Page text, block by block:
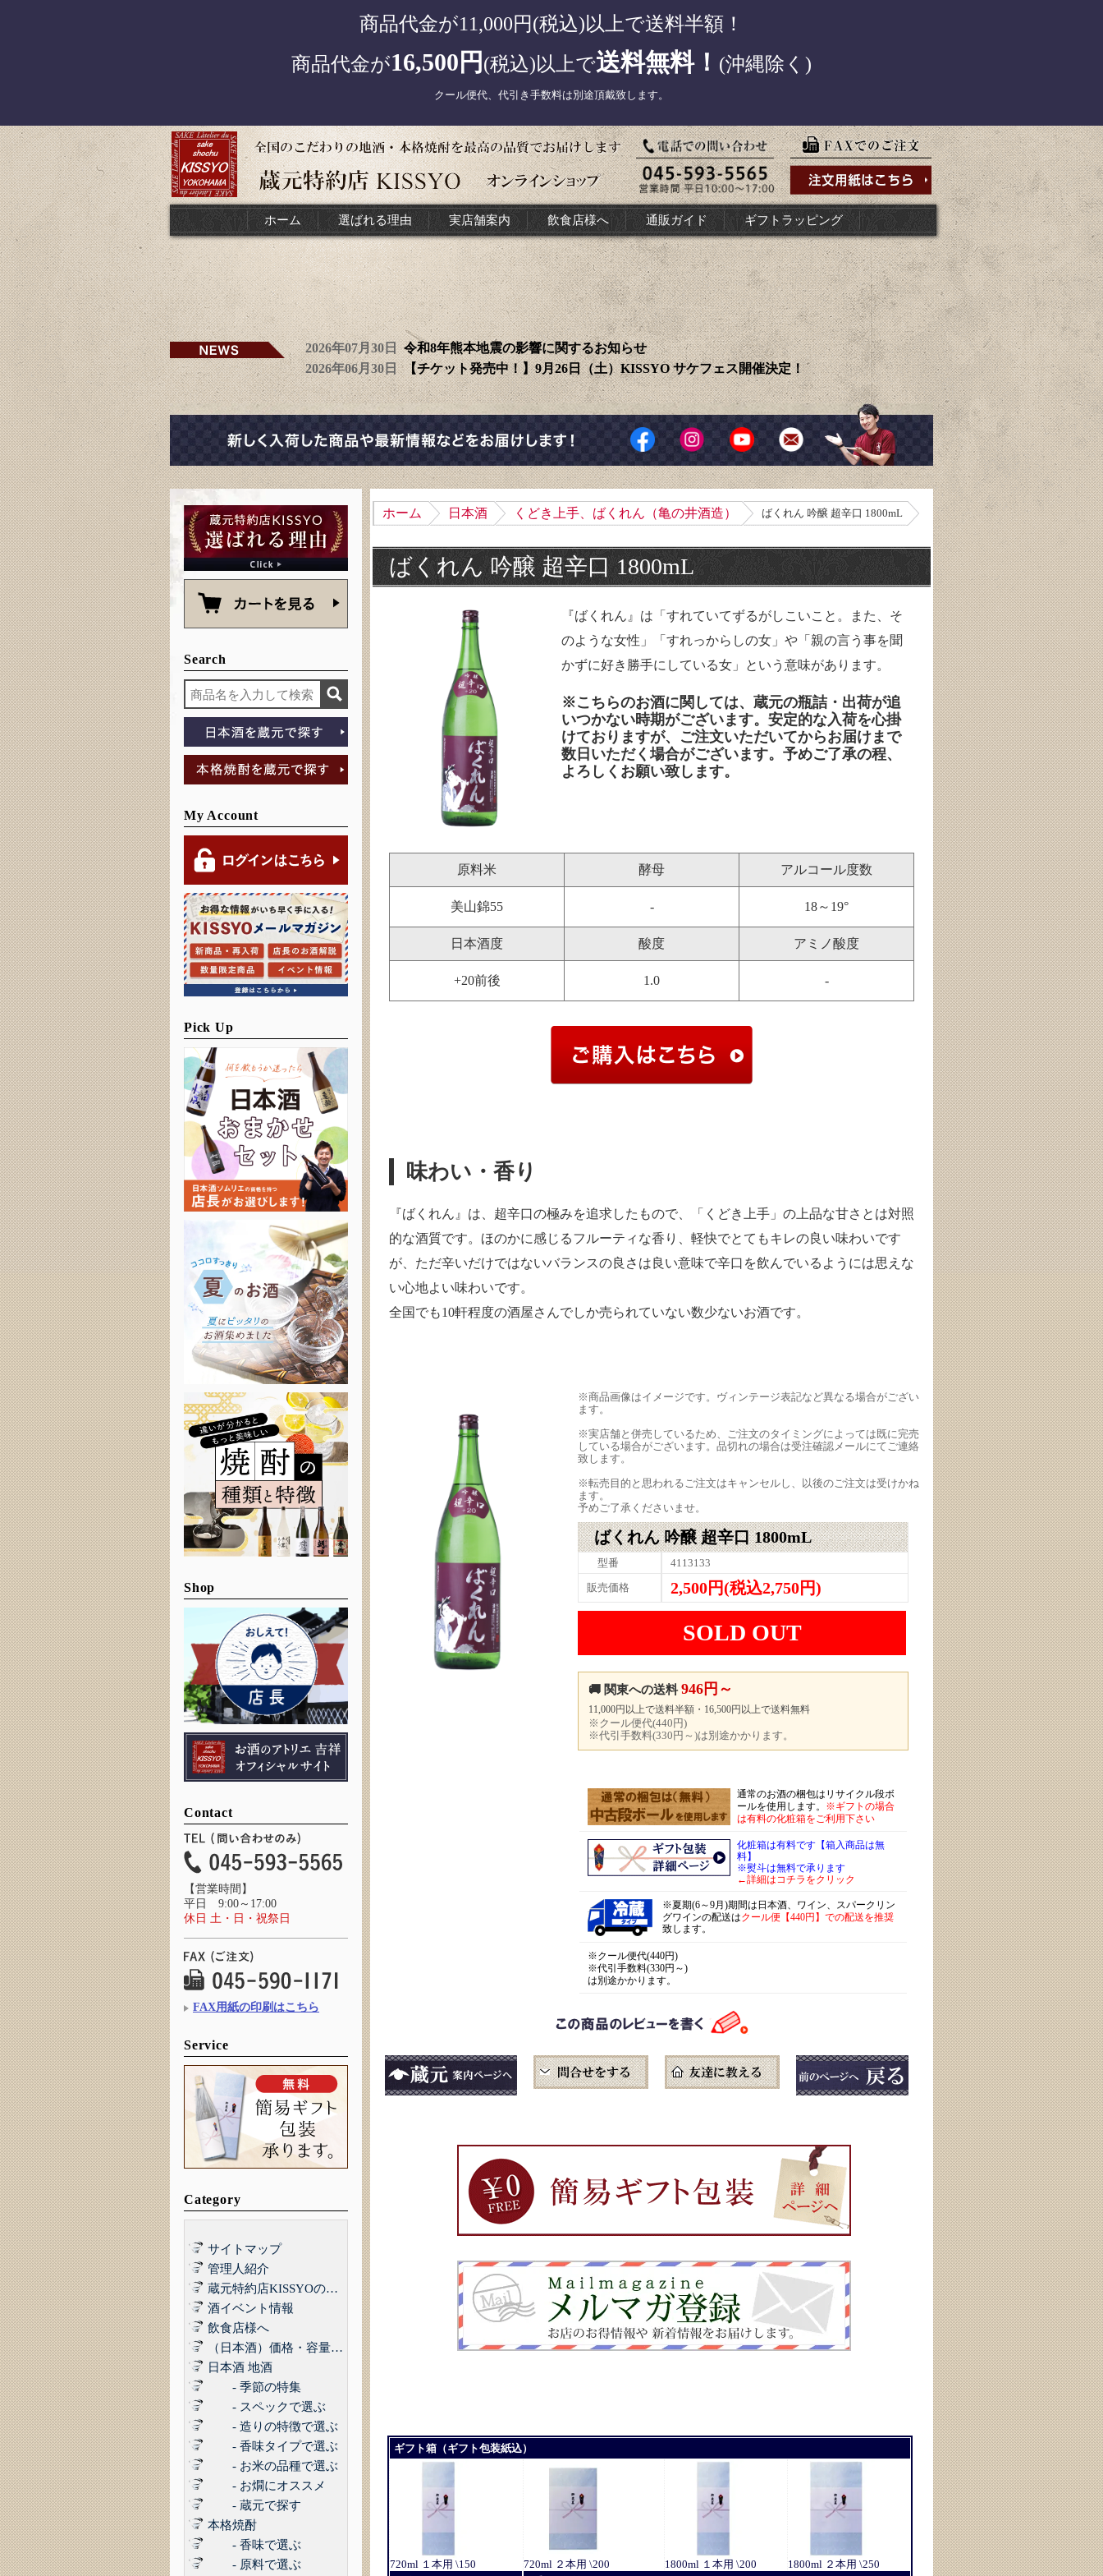
商品代金が11,000円(税込)以上で送料半額！
商品代金が16,500円 (税込)以上で送料無料！ (沖縄除く)
クール便代、代引き手数料は別途頂戴致します。
ホーム 選ばれる理由 実店舗案内 飲食店様へ 通販ガイド ギフトラッピング
2026年07月30日令和8年熊本地震の影響に関するお知らせ
2026年06月30日【チケット発売中！】9月26日（土）KISSYO サケフェス開催決定！
Search
My Account
Pick Up
Shop
Contact
【営業時間】
平日 9:00～17:00
休日 土・日・祝祭日
FAX用紙の印刷はこちら
Service
Category
サイトマップ
管理人紹介
蔵元特約店KISSYOの品質管理について｜最高の品質でお届けするために
酒イベント情報
飲食店様へ
（日本酒）価格・容量で選ぶ
日本酒 地酒
- 季節の特集
- スペックで選ぶ
- 造りの特徴で選ぶ
- 香味タイプで選ぶ
- お米の品種で選ぶ
- お燗にオススメ
- 蔵元で探す
本格焼酎
- 香味で選ぶ
- 原料で選ぶ
ホーム 日本酒 くどき上手、ばくれん（亀の井酒造） ばくれん 吟醸 超辛口 1800mL
ばくれん 吟醸 超辛口 1800mL
『ばくれん』は「すれていてずるがしこいこと。また、そ
のような女性」「すれっからしの女」や「親の言う事を聞
かずに好き勝手にしている女」という意味があります。
※こちらのお酒に関しては、蔵元の瓶詰・出荷が追
いつかない時期がございます。安定的な入荷を心掛
けておりますが、ご注文いただいてからお届けまで
数日いただく場合がございます。予めご了承の程、
よろしくお願い致します。
原料米 酵母 アルコール度数
美山錦55 - 18～19°
日本酒度 酸度 アミノ酸度
+20前後 1.0 -
味わい・香り
『ばくれん』は、超辛口の極みを追求したもので、「くどき上手」の上品な甘さとは対照
的な酒質です。ほのかに感じるフルーティな香り、軽快でとてもキレの良い味わいです
が、ただ辛いだけではないバランスの良さは良い意味で辛口を飲んでいるようには思えな
い心地よい味わいです。
全国でも10軒程度の酒屋さんでしか売られていない数少ないお酒です。
※商品画像はイメージです。ヴィンテージ表記など異なる場合がござい
ます。
※実店舗と併売しているため、ご注文のタイミングによっては既に完売
している場合がございます。品切れの場合は受注確認メールにてご連絡
致します。
※転売目的と思われるご注文はキャンセルし、以後のご注文は受けかね
ます。
予めご了承くださいませ。
ばくれん 吟醸 超辛口 1800mL
型番
4113133
販売価格
2,500円(税込2,750円)
SOLD OUT
🚚 関東への送料 946円～
11,000円以上で送料半額・16,500円以上で送料無料
※クール便代(440円)
※代引手数料(330円～)は別途かかります。
通常のお酒の梱包はリサイクル段ボ
ールを使用します。 ※ギフトの場合
は有料の化粧箱をご利用下さい
化粧箱は有料です【箱入商品は無
料】
※熨斗は無料で承ります
←詳細はコチラをクリック
※夏期(6～9月)期間は日本酒、ワイン、スパークリン
グワインの配送はクール便【440円】での配送を推奨
致します。
※クール便代(440円)
※代引手数料(330円～)
は別途かかります。
ギフト箱（ギフト包装紙込）
720ml １本用 \150 720ml ２本用 \200 1800ml １本用 \200
1800ml ２本用 \250